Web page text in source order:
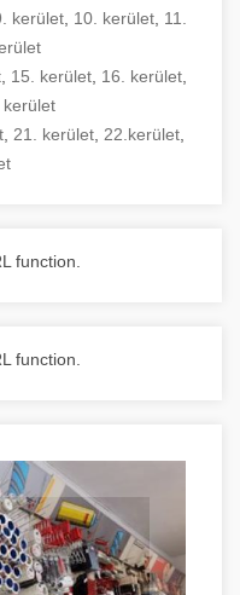
kerület, 10. kerület, 11.
15. kerület 16. kerület
kerület
21. kerület 22.kerület
function.
function.